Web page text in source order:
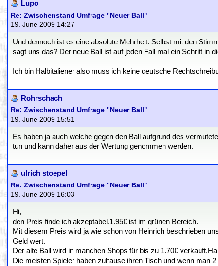
Lupo
Re: Zwischenstand Umfrage "Neuer Ball"
19. June 2009 14:27
Und dennoch ist es eine absolute Mehrheit. Selbst mit den
sagt uns das? Der neue Ball ist auf jeden Fall mal ein Schritt in
Ich bin Halbitaliener also muss ich keine deutsche
Rohrschach
Re: Zwischenstand Umfrage "Neuer Ball"
19. June 2009 15:51
Es haben ja auch welche gegen den Ball aufgrund des
tun und kann daher aus der Wertung genommen werden.
ulrich stoepel
Re: Zwischenstand Umfrage "Neuer Ball"
19. June 2009 16:03
Hi,
den Preis finde ich akzeptabel.1.95€ ist im grünen Bereich.
Mit diesem Preis wird ja wie schon von Heinrich beschrieben
Geld wert.
Der alte Ball wird in manchen Shops für bis zu 1.70€
Die meisten Spieler haben zuhause ihren Tisch und wenn man